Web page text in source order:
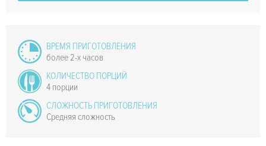
ВРЕМЯ ПРИГОТОВЛЕНИЯ
более 2-х часов
КОЛИЧЕСТВО ПОРЦИЙ
4 порции
СЛОЖНОСТЬ ПРИГОТОВЛЕНИЯ
Средняя сложность